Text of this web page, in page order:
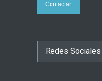
Contactar
Redes Sociales